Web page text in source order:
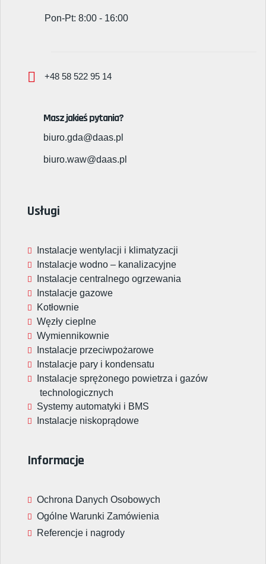
Pon-Pt: 8:00 - 16:00
+48 58 522 95 14
Masz jakieś pytania?
biuro.gda@daas.pl
biuro.waw@daas.pl
Usługi
Instalacje wentylacji i klimatyzacji
Instalacje wodno – kanalizacyjne
Instalacje centralnego ogrzewania
Instalacje gazowe
Kotłownie
Węzły cieplne
Wymiennikownie
Instalacje przeciwpożarowe
Instalacje pary i kondensatu
Instalacje sprężonego powietrza i gazów
technologicznych
Systemy automatyki i BMS
Instalacje niskoprądowe
Informacje
Ochrona Danych Osobowych
Ogólne Warunki Zamówienia
Referencje i nagrody